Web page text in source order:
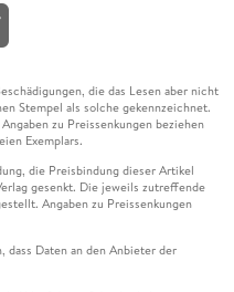
die das Lesen aber nicht
Stempel als solche gekennzeichnet.
zu Preissenkungen beziehen
Exemplars.
die Preisbindung dieser Artikel
gesenkt. Die jeweils zutreffende
Angaben zu Preissenkungen
Daten an den Anbieter der